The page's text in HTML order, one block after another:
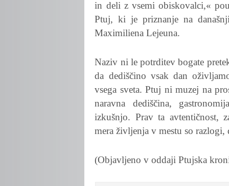
in deli z vsemi obiskovalci,«
Ptuj, ki je priznanje na
Maximiliena Lejeuna.
Naziv ni le potrditev bogate
da dediščino vsak dan
vsega sveta. Ptuj ni muzej na
naravna dediščina,
izkušnjo. Prav ta avtentičnost,
mera življenja v mestu so razlogi,
(Objavljeno v oddaji Ptujska